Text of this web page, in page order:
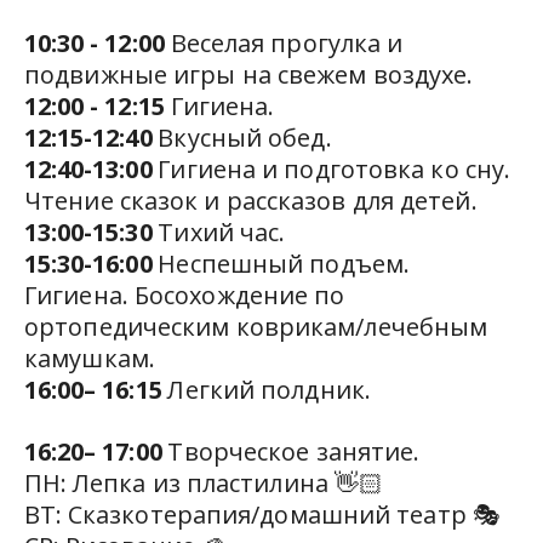
10:30 - 12:00 Веселая прогулка и
подвижные игры на свежем воздухе.
12:00 - 12:15 Гигиена.
12:15-12:40 Вкусный обед.
12:40-13:00 Гигиена и подготовка ко сну.
Чтение сказок и рассказов для детей.
13:00-15:30 Тихий час.
15:30-16:00 Неспешный подъем.
Гигиена. Босохождение по
ортопедическим коврикам/лечебным
камушкам.
16:00– 16:15 Легкий полдник.
16:20– 17:00 Творческое занятие.
ПН: Лепка из пластилина 👋🏻
ВТ: Сказкотерапия/домашний театр 🎭